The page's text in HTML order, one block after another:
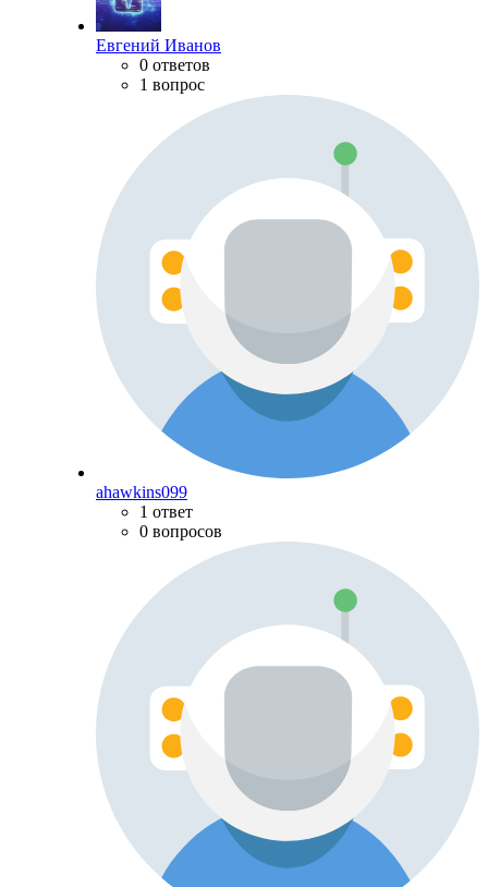
Евгений Иванов
0 ответов
1 вопрос
ahawkins099
1 ответ
0 вопросов